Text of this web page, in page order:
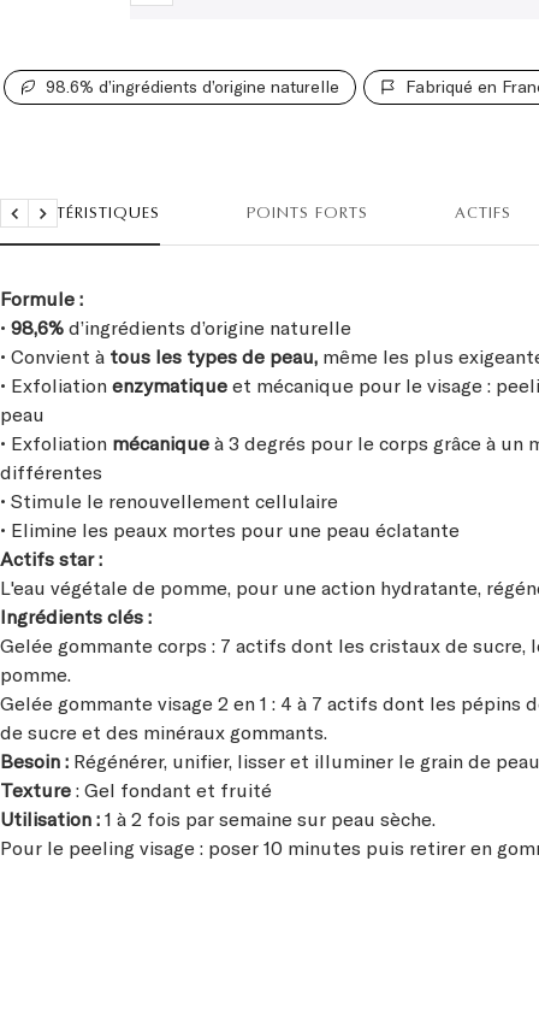
98.6% d’ingrédients d’origine naturelle Fabriqué en
CARACTÉRISTIQUES POINTS FORTS ACTIFS
Précédent
Suivant
Formule :
• 98,6% d’ingrédients d’origine naturelle
• Convient à tous les types de peau, même les plus
• Exfoliation enzymatique et mécanique pour le visage :
peau
• Exfoliation mécanique à 3 degrés pour le corps grâce à
différentes
• Stimule le renouvellement cellulaire
• Elimine les peaux mortes pour une peau éclatante
Actifs star :
L'eau végétale de pomme, pour une action hydratante,
Ingrédients clés :
Gelée gommante corps : 7 actifs dont les cristaux de sucre,
pomme.
Gelée gommante visage 2 en 1 : 4 à 7 actifs dont les pépins
de sucre et des minéraux gommants.
Besoin : Régénérer, unifier, lisser et illuminer le grain de peau
Texture : Gel fondant et fruité
Utilisation : 1 à 2 fois par semaine sur peau sèche.
Pour le peeling visage : poser 10 minutes puis retirer en